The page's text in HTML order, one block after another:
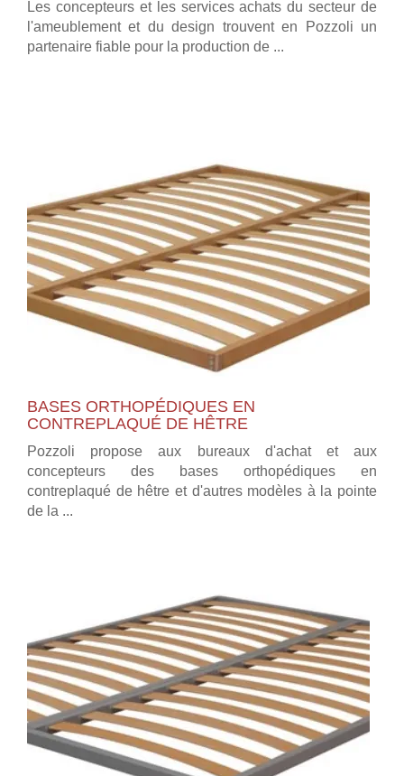
Les concepteurs et les services achats du secteur de
l'ameublement et du design trouvent en Pozzoli un
partenaire fiable pour la production de ...
BASES ORTHOPÉDIQUES EN
CONTREPLAQUÉ DE HÊTRE
Pozzoli propose aux bureaux d'achat et aux
concepteurs des bases orthopédiques en
contreplaqué de hêtre et d'autres modèles à la pointe
de la ...